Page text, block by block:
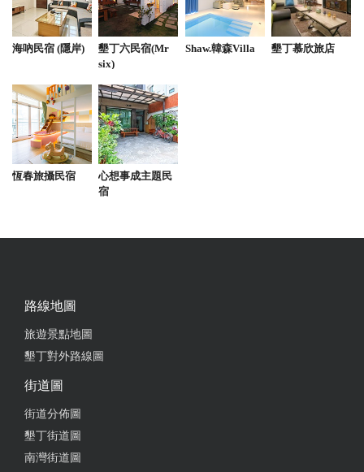
在中山路，恆春老街，店面乾淨明亮，雖不方便停
車，但餐點菜色很好吃耶，牛肉麵150元，有四塊
肉，麵條清爽，湯頭不鹹適合全喝光。 炒飯普通，但
加了豆芽和紅蘿蔔，份量適中。 來恆春的一碗牛肉
麵，推薦！
加了豆芽和紅蘿蔔，份量適中。 來恆春的一碗牛肉
麵，推薦！
半日遊的導遊推薦我們來的，先生點肉多多牛肉麵，
天氣很熱本來他一直說吃沒胃口，吃了第一口之後胃
海吶民宿 (隱岸)
墾丁六民宿(Mr
six)
Shaw.韓森Villa 墾丁慕欣旅店
恆春旅攝民宿
心想事成主題民
宿
路線地圖
旅遊景點地圖
墾丁對外路線圖
街道圖
街道分佈圖
墾丁街道圖
南灣街道圖